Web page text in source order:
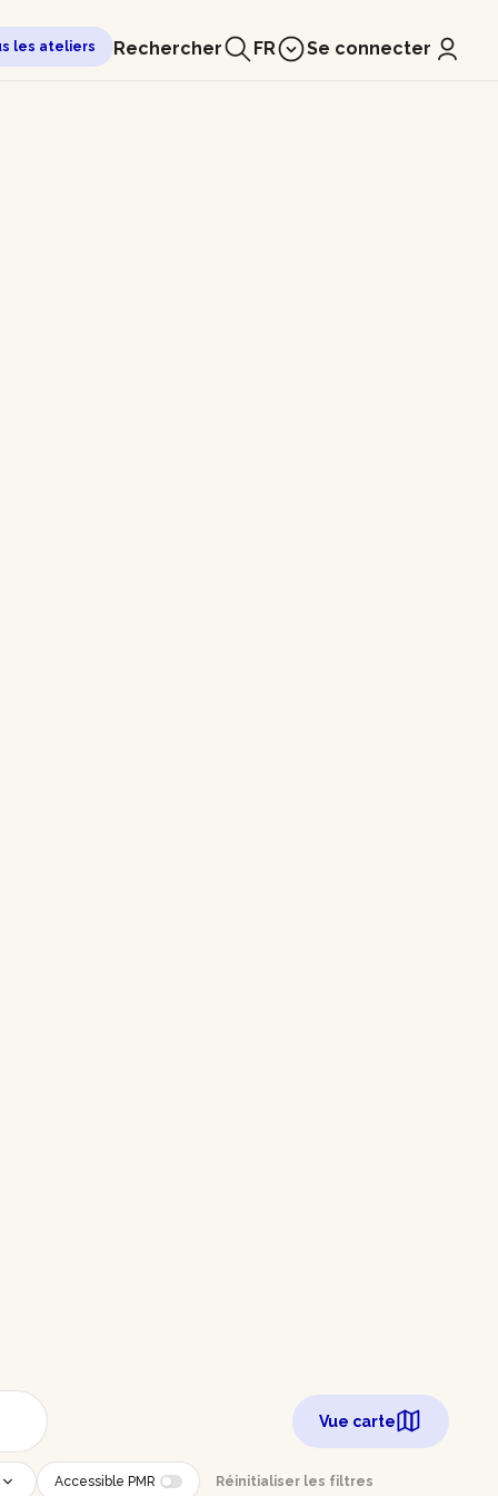
les ateliers Rechercher FR Se connecter
Vue carte
Accessible PMR Réinitialiser les filtres